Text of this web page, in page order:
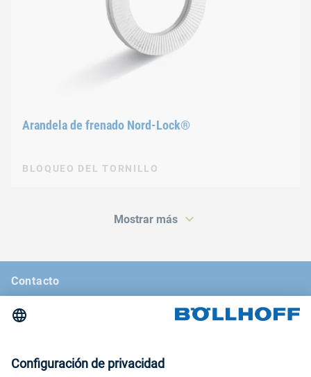
Arandela de frenado Nord-Lock®
BLOQUEO DEL TORNILLO
Mostrar más
Contacto
Noticias
Ferias comerciales y seminarios